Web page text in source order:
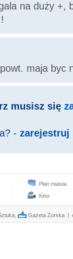
na duży +,
maja byc
musisz się
- zarejestruj
Plan miasta
Kino
Gazeta Żorska |